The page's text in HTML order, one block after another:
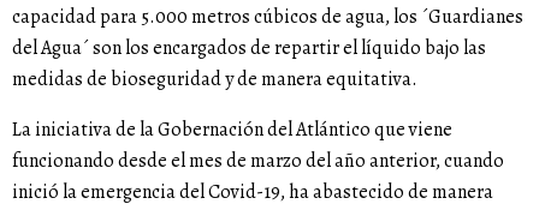
capacidad para 5.000 metros cúbicos de agua, los ´Guardianes
del Agua´ son los encargados de repartir el líquido bajo las
medidas de bioseguridad y de manera equitativa.
La iniciativa de la Gobernación del Atlántico que viene
funcionando desde el mes de marzo del año anterior, cuando
inició la emergencia del Covid-19, ha abastecido de manera